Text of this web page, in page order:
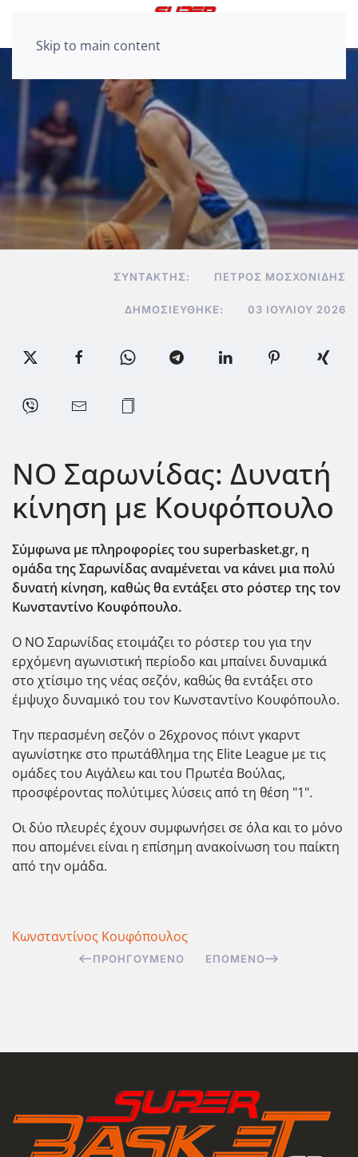
Skip to main content
ΣΥΝΤΆΚΤΗΣ: ΠΈΤΡΟΣ ΜΟΣΧΟΝΊΔΗΣ
ΔΗΜΟΣΙΕΎΘΗΚΕ: 03 ΙΟΥΛΊΟΥ 2026
ΝΟ Σαρωνίδας: Δυνατή
κίνηση με Κουφόπουλο
Σύμφωνα με πληροφορίες του superbasket.gr, η
ομάδα της Σαρωνίδας αναμένεται να κάνει μια πολύ
δυνατή κίνηση, καθώς θα εντάξει στο ρόστερ της τον
Κωνσταντίνο Κουφόπουλο.
Ο ΝΟ Σαρωνίδας ετοιμάζει το ρόστερ του για την
ερχόμενη αγωνιστική περίοδο και μπαίνει δυναμικά
στο χτίσιμο της νέας σεζόν, καθώς θα εντάξει στο
έμψυχο δυναμικό του τον Κωνσταντίνο Κουφόπουλο.
Την περασμένη σεζόν ο 26χρονος πόιντ γκαρντ
αγωνίστηκε στο πρωτάθλημα της Elite League με τις
ομάδες του Αιγάλεω και του Πρωτ΄εα Βούλας,
προσφέροντας πολύτιμες λύσεις από τη θέση "1".
Οι δύο πλευρές έχουν συμφωνήσει σε όλα και το μόνο
που απομένει είναι η επίσημη ανακοίνωση του παίκτη
από την ομάδα.
Κωνσταντίνος Κουφόπουλος
ΠΡΟΗΓΟΎΜΕΝΟ ΕΠΌΜΕΝΟ